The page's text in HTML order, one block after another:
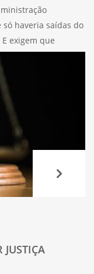
haveria saídas do
exigem que
hoje